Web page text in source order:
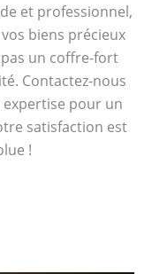
et professionnel,
biens précieux
un coffre-fort
Contactez-nous
pour un
satisfaction est
!